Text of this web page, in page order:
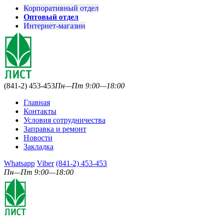
Корпоративный отдел
Оптовый отдел
Интернет-магазин
(841-2) 453-453Пн—Пт 9:00—18:00
Главная
Контакты
Условия сотрудничества
Заправка и ремонт
Новости
Закладка
Whatsapp Viber (841-2) 453-453
Пн—Пт 9:00—18:00